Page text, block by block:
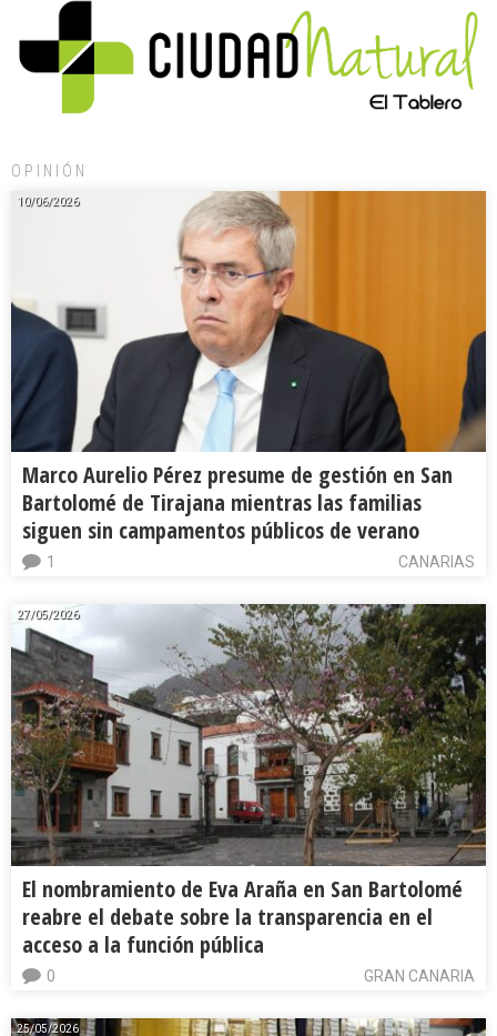
OPINIÓN
10/06/2026
Marco Aurelio Pérez presume de gestión en San
Bartolomé de Tirajana mientras las familias
siguen sin campamentos públicos de verano
CANARIAS
1
27/05/2026
El nombramiento de Eva Araña en San Bartolomé
reabre el debate sobre la transparencia en el
acceso a la función pública
GRAN CANARIA
0
25/05/2026